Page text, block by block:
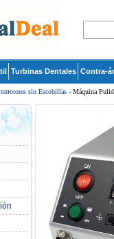
Turbinas Dentales Contra-
sin Escobillas - Máquina